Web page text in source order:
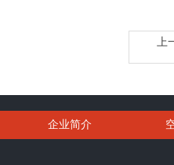
上
企业简介